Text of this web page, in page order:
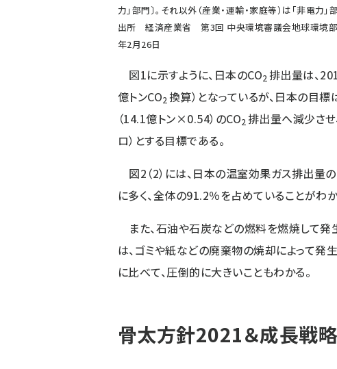
力」部門〕。それ以外（産業・運輸・家庭等）は「非電力」
出所経済産業省 第3回 中央環境審議会地球環境部
年2月26日
図1に示すように、日本のCO2 排出量は、
億トンCO2 換算）となっているが、日本の目
（14.1億トン×0.54）のCO2 排出量へ減少させ
ロ）とする目標である。
図2（2）には、日本の温室効果ガス排出量
に多く、全体の91.2％を占めていることがわか
また、石油や石炭などの燃料を燃焼して発
は、ゴミや紙などの廃棄物の焼却によって発
に比べて、圧倒的に大きいこともわかる。
骨太方針2021＆成長戦